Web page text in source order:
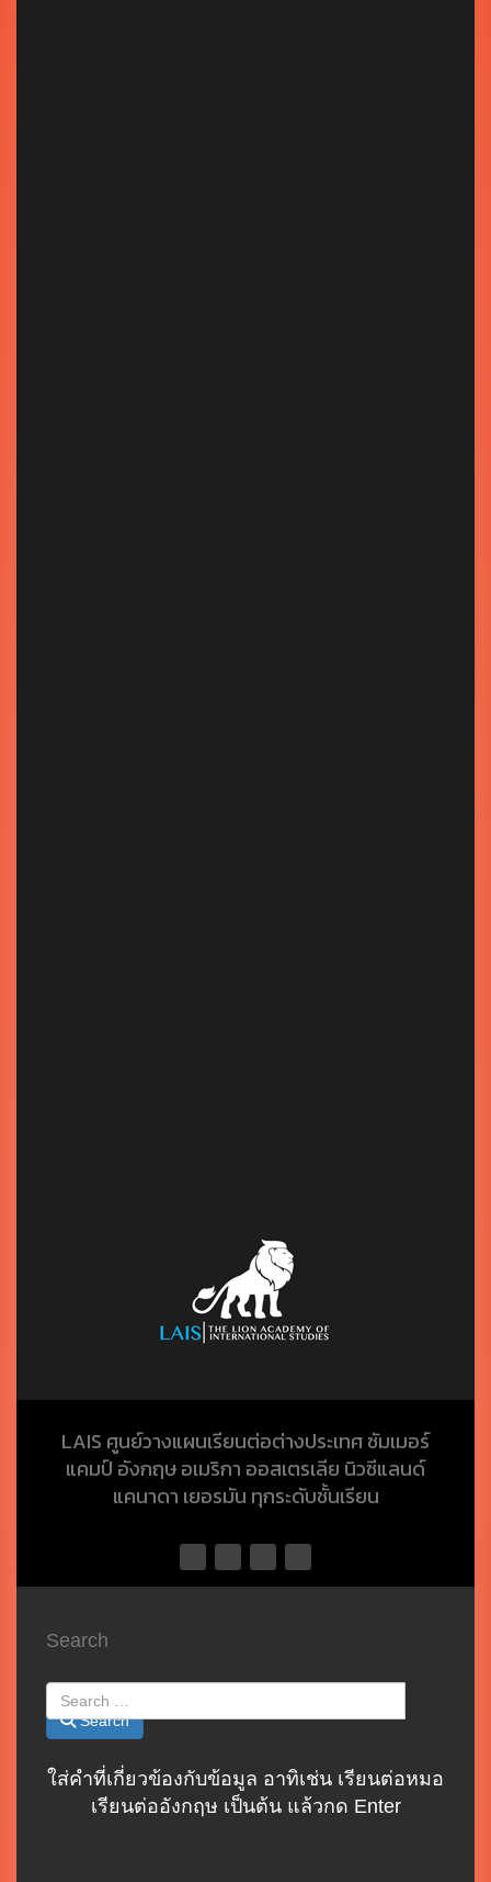
LAIS ศูนย์วางแผนเรียนต่อต่างประเทศ ซัมเมอร์
แคมป์ อังกฤษ อเมริกา ออสเตรเลีย นิวซีแลนด์
แคนาดา เยอรมัน ทุกระดับชั้นเรียน
Facebook
TwitterYouTubeLinkedIn
Search
Search
ใส่คำที่เกี่ยวข้องกับข้อมูล อาทิเช่น เรียนต่อหมอ
เรียนต่ออังกฤษ เป็นต้น แล้วกด Enter